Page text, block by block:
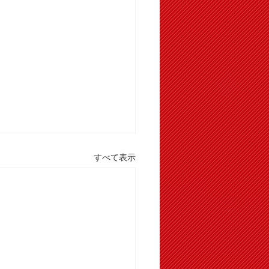
すべて表示